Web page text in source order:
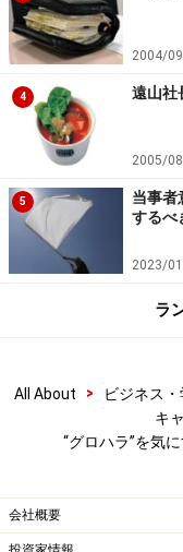
2004/
4 遠山社
2005/
5
当事者
するべ
2023/
ラ
All About > ビジネス・
キ
“グロハラ”を気
会社概要